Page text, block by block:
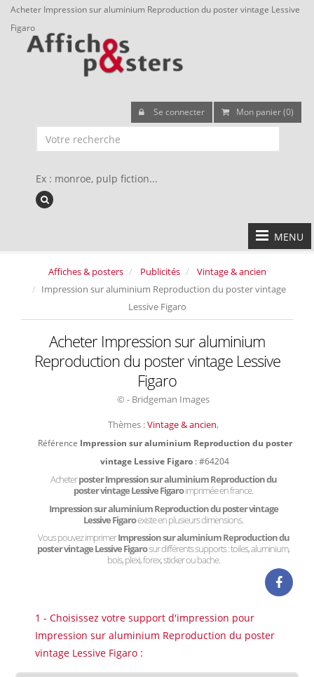
Acheter Impression sur aluminium Reproduction du poster vintage Lessive
Figaro
Se connecter Mon panier (0)
Ex : monroe, pulp fiction...
MENU
Affiches & posters Publicités
Vintage & ancien
Impression sur aluminium Reproduction du poster vintage
Lessive Figaro
Acheter Impression sur aluminium
Reproduction du poster vintage Lessive
Figaro
© - Bridgeman Images
Thèmes :Vintage & ancien,
Référence Impression sur aluminium Reproduction du poster
vintage Lessive Figaro : #64204
Acheterposter Impression sur aluminium Reproduction du
poster vintage Lessive Figaroimprimée en france.
Impression sur aluminium Reproduction du poster vintage
Lessive Figaroexiste en plusieurs dimensions.
Vous pouvez imprimerImpression sur aluminium Reproduction du
poster vintage Lessive Figarosur différents supports : toiles, aluminium,
bois, plexi, forex, sticker ou bache.
1 - Choisissez votre support d'impression pour
Impression sur aluminium Reproduction du poster
vintage Lessive Figaro :